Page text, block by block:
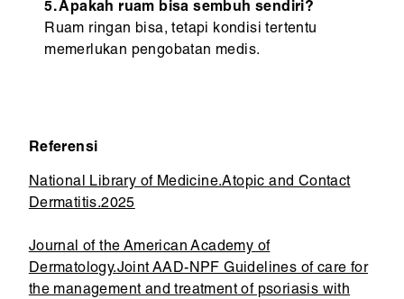
5. Apakah ruam bisa sembuh sendiri?
Ruam ringan bisa, tetapi kondisi tertentu
memerlukan pengobatan medis.
Referensi
National Library of Medicine.Atopic and Contact
Dermatitis.2025
Journal of the American Academy of
Dermatology.Joint AAD-NPF Guidelines of care for
the management and treatment of psoriasis with